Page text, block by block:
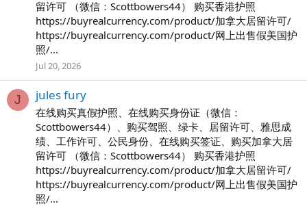
留许可 （微信：Scottbowers44） 购买香港护照
https://buyrealcurrency.com/product/加拿大居留许可/
https://buyrealcurrency.com/product/网上出售假美国护
照/...
Jul 20, 2026
J jules fury
在线购买真假护照、在线购买身份证（微信：
Scottbowers44）、购买驾照、绿卡、居留许可、雅思成
绩、工作许可、公民身份、在线购买签证、购买加拿大居
留许可 （微信：Scottbowers44） 购买香港护照
https://buyrealcurrency.com/product/加拿大居留许可/
https://buyrealcurrency.com/product/网上出售假美国护
照/...